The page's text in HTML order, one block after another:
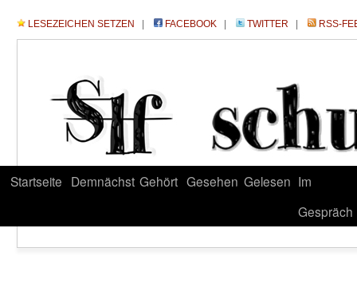
LESEZEICHEN SETZEN FACEBOOK TWITTER RSS-
Startseite Demnächst Gehört Gesehen Gelesen Im
Gespräch